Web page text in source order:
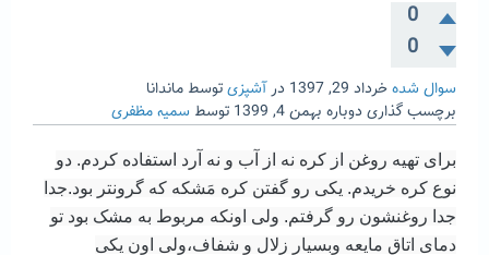
0
0
سوال شدهخرداد 29, 1397 درآشپزیتوسط ماندانا
برچسب گذاری دوباره بهمن 4, 1399 توسط سمیه مظفری
برای تهیه روغن از کره نه از آب و نه آرد استفاده کردم. دو
نوع کره خریدم. یکی رو گفتن کره مَشکه که گرونتر بود.جدا
جدا روغنشون رو گرفتم. ولی اونکه مربوط به مشک بود تو
دمای اتاق مایعه وبسیار زلال و شفاف،ولی اون یکی